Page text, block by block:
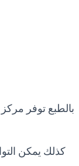
بالطبع توفر
كذلك يمكن